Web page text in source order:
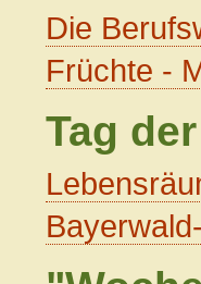
Die
Früchte -
Tag